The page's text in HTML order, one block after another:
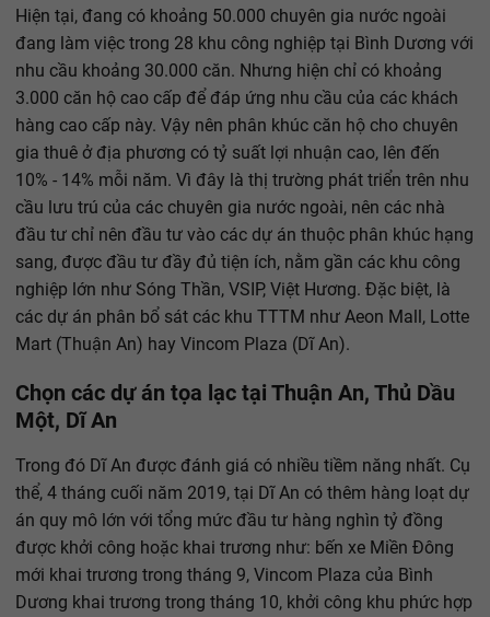
Hiện tại, đang có khoảng 50.000 chuyên gia nước ngoài
đang làm việc trong 28 khu công nghiệp tại Bình Dương với
nhu cầu khoảng 30.000 căn. Nhưng hiện chỉ có khoảng
3.000 căn hộ cao cấp để đáp ứng nhu cầu của các khách
hàng cao cấp này. Vậy nên phân khúc căn hộ cho chuyên
gia thuê ở địa phương có tỷ suất lợi nhuận cao, lên đến
10% - 14% mỗi năm. Vì đây là thị trường phát triển trên nhu
cầu lưu trú của các chuyên gia nước ngoài, nên các nhà
đầu tư chỉ nên đầu tư vào các dự án thuộc phân khúc hạng
sang, được đầu tư đầy đủ tiện ích, nằm gần các khu công
nghiệp lớn như Sóng Thần, VSIP, Việt Hương. Đặc biệt, là
các dự án phân bổ sát các khu TTTM như Aeon Mall, Lotte
Mart (Thuận An) hay Vincom Plaza (Dĩ An).
Chọn các dự án tọa lạc tại Thuận An, Thủ Dầu
Một, Dĩ An
Trong đó Dĩ An được đánh giá có nhiều tiềm năng nhất. Cụ
thể, 4 tháng cuối năm 2019, tại Dĩ An có thêm hàng loạt dự
án quy mô lớn với tổng mức đầu tư hàng nghìn tỷ đồng
được khởi công hoặc khai trương như: bến xe Miền Đông
mới khai trương trong tháng 9, Vincom Plaza của Bình
Dương khai trương trong tháng 10, khởi công khu phức hợp